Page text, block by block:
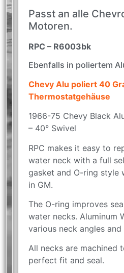
Passt an alle
Motoren.
RPC – R6003bk
Ebenfalls in poliertem
Chevy Alu poliert 40
Thermostatgehäuse
1966-75 Chevy Black
– 40° Swivel
RPC makes it easy to
water neck with a full
gasket and O-ring style
in GM.
The O-ring improves
water necks. Aluminum
various neck angles
All necks are machined
perfect fit and seal.